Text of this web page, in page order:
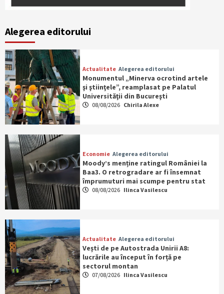
Alegerea editorului
Actualitate Alegerea editorului
Monumentul „Minerva ocrotind artele
şi ştiinţele”, reamplasat pe Palatul
Universităţii din Bucureşti
08/08/2026 Chirila Alexe
Economie Alegerea editorului
Moody’s menține ratingul României la
Baa3. O retrogradare ar fi însemnat
împrumuturi mai scumpe pentru stat
08/08/2026 Ilinca Vasilescu
Actualitate Alegerea editorului
Vești de pe Autostrada Unirii A8:
lucrările au început în forță pe
sectorul montan
07/08/2026 Ilinca Vasilescu